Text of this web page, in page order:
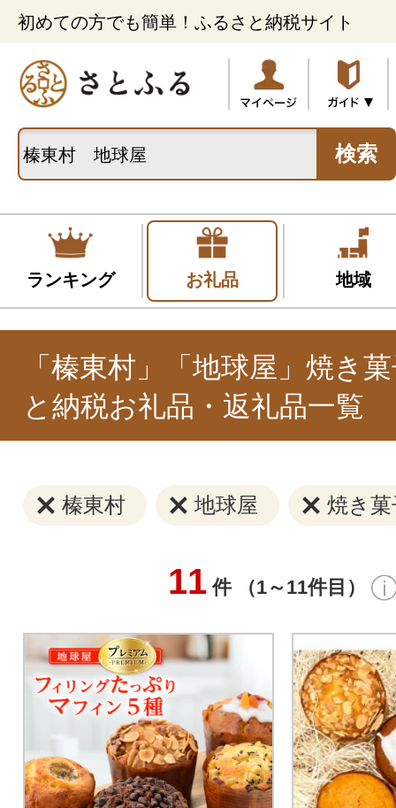
初めての方でも簡単！ふるさと納税サイト
検索
ランキング お礼品 地域
「榛東村」「地球屋」焼き
と納税お礼品・返礼品一覧
榛東村 地球屋 焼き菓
11 件 （1～11件目）